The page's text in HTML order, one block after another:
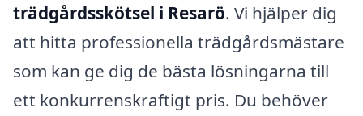
trädgårdsskötsel i Resarö. Vi hjälper dig
att hitta professionella trädgårdsmästare
som kan ge dig de bästa lösningarna till
ett konkurrenskraftigt pris. Du behöver